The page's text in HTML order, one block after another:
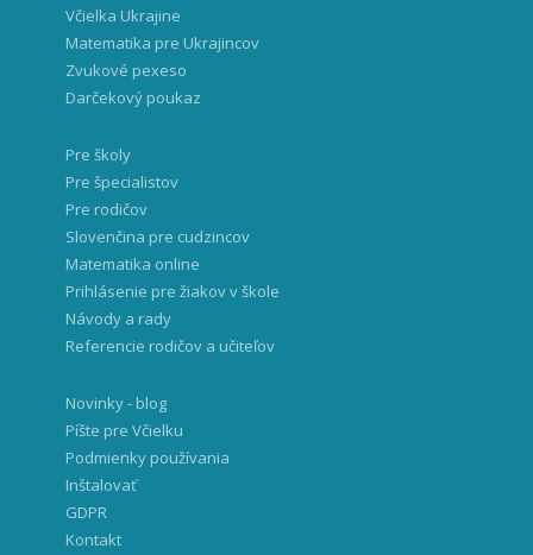
Včielka Ukrajine
Matematika pre Ukrajincov
Zvukové pexeso
Darčekový poukaz
Pre školy
Pre špecialistov
Pre rodičov
Slovenčina pre cudzincov
Matematika online
Prihlásenie pre žiakov v škole
Návody a rady
Referencie rodičov a učiteľov
Novinky - blog
Píšte pre Včielku
Podmienky používania
Inštalovať
GDPR
Kontakt